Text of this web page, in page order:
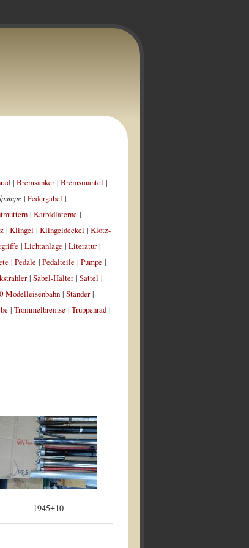
| Bremsanker| Bremsmantel |
| Federgabel |
| Karbidlaterne|
| Klingel | Klingeldeckel | Klotz-
| Lichtanlage| Literatur|
| Pedale| Pedalteile| Pumpe|
| Säbel-Halter| Sattel |
Modelleisenbahn| Ständer|
| Trommelbremse| Truppenrad|
1945±10